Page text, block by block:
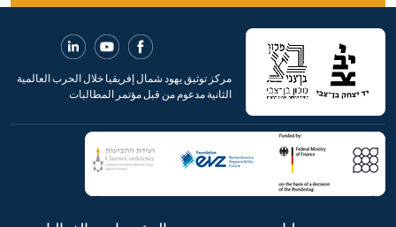
مركز توثيق يهود شمال إفريقيا خلال الحرب العالمية
الثانية مدعوم من قبل مؤتمر المطالبات